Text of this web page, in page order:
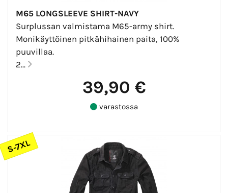
M65 LONGSLEEVE SHIRT-NAVY
Surplussan valmistama M65-army shirt.
Monikäyttöinen pitkähihainen paita, 100%
puuvillaa.
2...
39,90 €
varastossa
S-7XL